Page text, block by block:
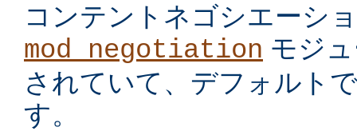
コンテントネゴシエーシ
mod_negotiation モジ
されていて、デフォルト
す。